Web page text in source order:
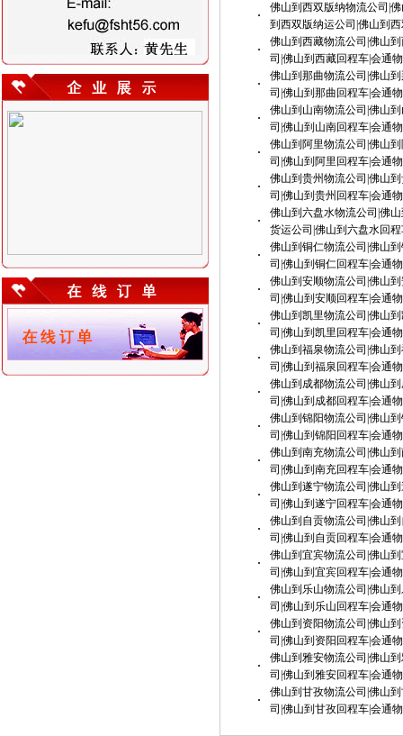
·
佛山到西双版纳物流公司|
到西双版纳运公司|佛山到
·
佛山到西藏物流公司|佛山
司|佛山到西藏回程车|会通
·
佛山到那曲物流公司|佛山
司|佛山到那曲回程车|会通
·
佛山到山南物流公司|佛山
司|佛山到山南回程车|会通
·
佛山到阿里物流公司|佛山
司|佛山到阿里回程车|会通
·
佛山到贵州物流公司|佛山
司|佛山到贵州回程车|会通
·
佛山到六盘水物流公司|佛
货运公司|佛山到六盘水回
·
佛山到铜仁物流公司|佛山
司|佛山到铜仁回程车|会通
·
佛山到安顺物流公司|佛山
司|佛山到安顺回程车|会通
·
佛山到凯里物流公司|佛山
司|佛山到凯里回程车|会通
·
佛山到福泉物流公司|佛山
司|佛山到福泉回程车|会通
·
佛山到成都物流公司|佛山
司|佛山到成都回程车|会通
·
佛山到锦阳物流公司|佛山
司|佛山到锦阳回程车|会通
·
佛山到南充物流公司|佛山
司|佛山到南充回程车|会通
·
佛山到遂宁物流公司|佛山
司|佛山到遂宁回程车|会通
·
佛山到自贡物流公司|佛山
司|佛山到自贡回程车|会通
·
佛山到宜宾物流公司|佛山
司|佛山到宜宾回程车|会通
·
佛山到乐山物流公司|佛山
司|佛山到乐山回程车|会通
·
佛山到资阳物流公司|佛山
司|佛山到资阳回程车|会通
·
佛山到雅安物流公司|佛山
司|佛山到雅安回程车|会通
·
佛山到甘孜物流公司|佛山
司|佛山到甘孜回程车|会通